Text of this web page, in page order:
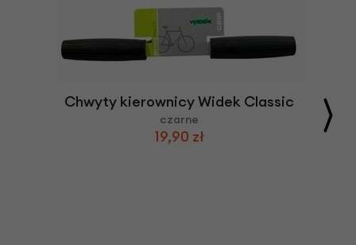
Chwyty kierownicy Widek Classic
czarne
19,90 zł